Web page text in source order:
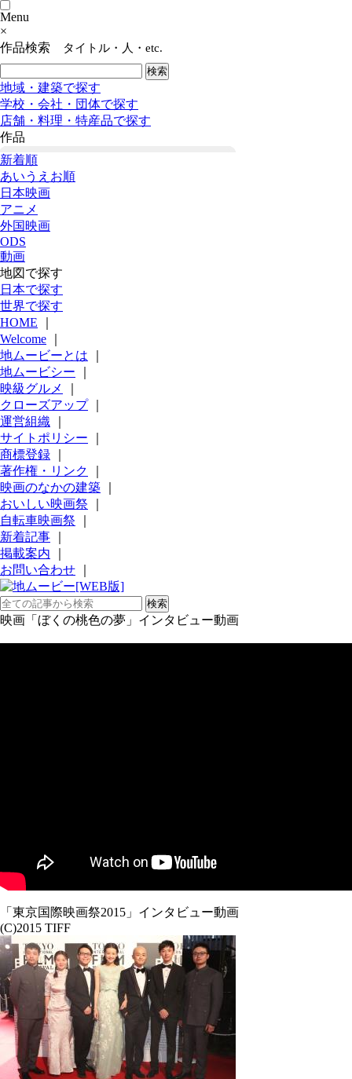
Menu
×
作品検索
タイトル・人・etc.
地域・建築で探す
学校・会社・団体で探す
店舗・料理・特産品で探す
作品
新着順
あいうえお順
日本映画
アニメ
外国映画
ODS
動画
地図で探す
日本で探す
世界で探す
HOME
Welcome
地ムービーとは
地ムービシー
映級グルメ
クローズアップ｜
運営組織
サイトポリシー
商標登録
著作権・リンク
映画のなかの建築
おいしい映画祭
自転車映画祭
新着記事
掲載案内
お問い合わせ
映画「ぼくの桃色の夢」インタビュー動画
「東京国際映画祭2015」インタビュー動画
(C)2015 TIFF